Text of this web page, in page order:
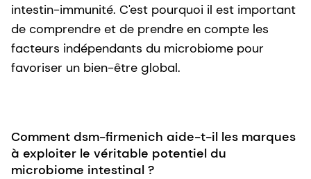
intestin-immunité. C'est pourquoi il est important
de comprendre et de prendre en compte les
facteurs indépendants du microbiome pour
favoriser un bien-être global.
Comment dsm-firmenich aide-t-il les marques
à exploiter le véritable potentiel du
microbiome intestinal ?